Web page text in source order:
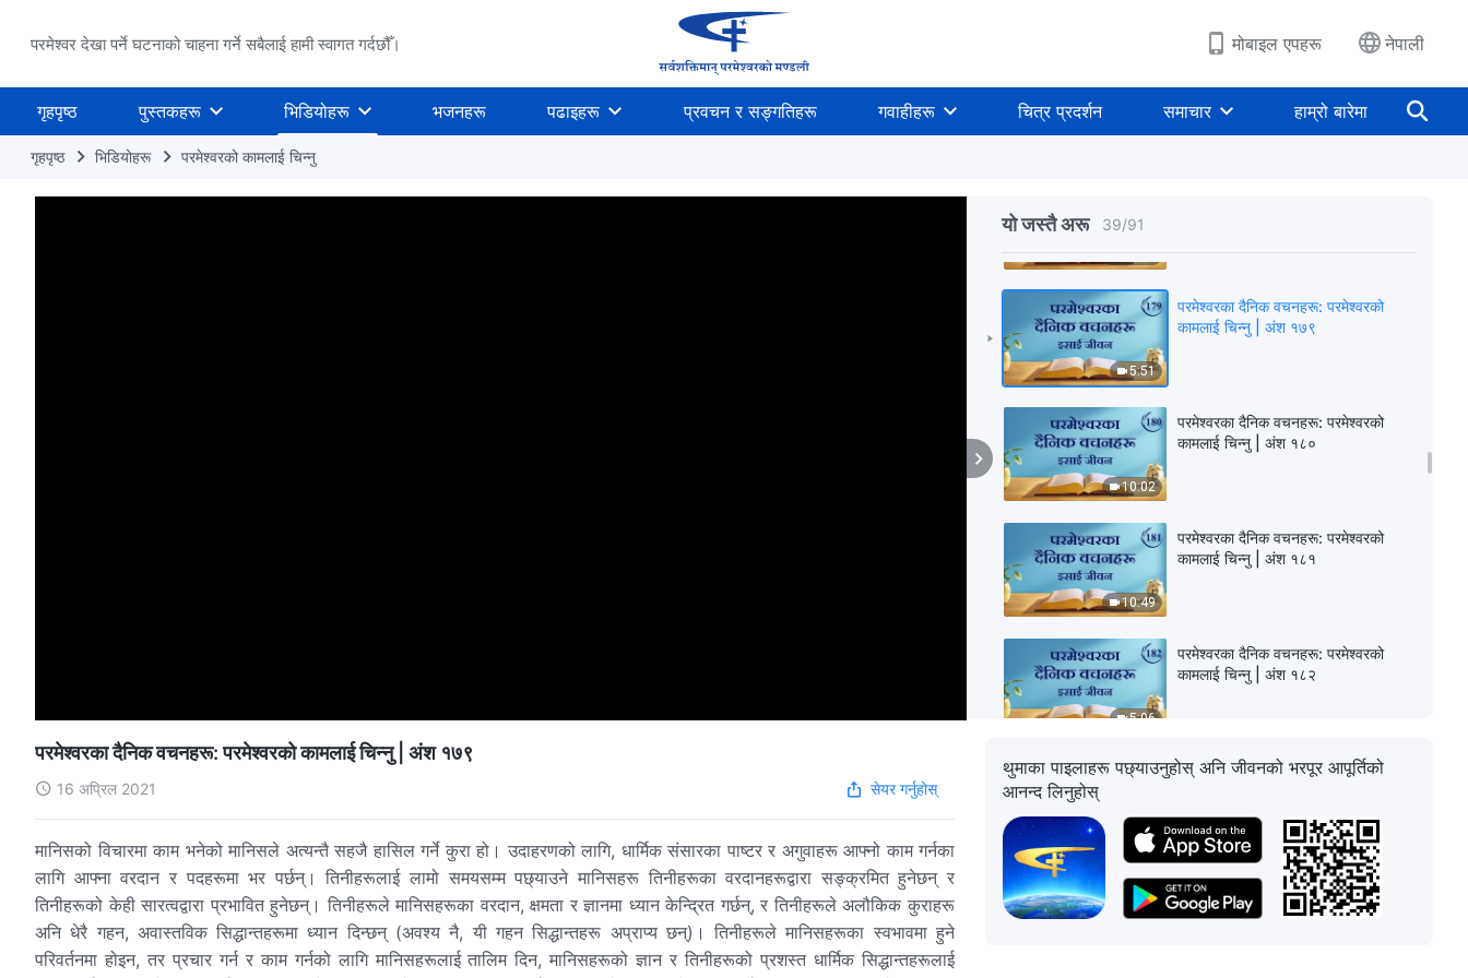
परमेश्वर देखा पर्ने घटनाको चाहना गर्ने सबैलाई हामी स्वागत गर्दछौँ। मोबाइल एपहरू नेपाली
गृहपृष्ठ पुस्तकहरू भिडियोहरू भजनहरू पढाइहरू प्रवचन र सङ्गतिहरू गवाहीहरू चित्र प्रदर्शन समाचार हाम्रो बारेमा
गृहपृष्ठ भिडियोहरू परमेश्‍वरको कामलाई चिन्‍नु
यो जस्तै अरू 39/91
8:19
10:04
5:51
परमेश्‍वरका दैनिक वचनहरू: परमेश्‍वरको
कामलाई चिन्‍नु | अंश १७९
10:02
परमेश्‍वरका दैनिक वचनहरू: परमेश्‍वरको
कामलाई चिन्‍नु | अंश १८०
10:49
परमेश्‍वरका दैनिक वचनहरू: परमेश्‍वरको
कामलाई चिन्‍नु | अंश १८१
5:06
परमेश्‍वरका दैनिक वचनहरू: परमेश्‍वरको
कामलाई चिन्‍नु | अंश १८२
9:31
परमेश्‍वरका दैनिक वचनहरू: परमेश्‍वरको
परमेश्‍वरका दैनिक वचनहरू: परमेश्‍वरको
कामलाई चिन्‍नु | अंश १८४
परमेश्‍वरका दैनिक वचनहरू: परमेश्‍वरको कामलाई चिन्‍नु | अंश १७९
16 अप्रिल 2021 सेयर गर्नुहोस्
मानिसको विचारमा काम भनेको मानिसले अत्यन्तै सहजै हासिल गर्ने कुरा हो। उदाहरणको लागि, धार्मिक संसारका पाष्टर र अगुवाहरू आफ्‍नो काम गर्नका
लागि आफ्‍ना वरदान र पदहरूमा भर पर्छन्। तिनीहरूलाई लामो समयसम्‍म पछ्याउने मानिसहरू तिनीहरूका वरदानहरूद्वारा सङ्क्रमित हुनेछन् र
तिनीहरूको केही सारत्वद्वारा प्रभावित हुनेछन्। तिनीहरूले मानिसहरूका वरदान, क्षमता र ज्ञानमा ध्यान केन्द्रित गर्छन्, र तिनीहरूले अलौकिक कुराहरू
अनि धेरै गहन, अवास्तविक सिद्धान्तहरूमा ध्यान दिन्छन् (अवश्य नै, यी गहन सिद्धान्तहरू अप्राप्य छन्)। तिनीहरूले मानिसहरूका स्वभावमा हुने
परिवर्तनमा होइन, तर प्रचार गर्न र काम गर्नको लागि मानिसहरूलाई तालिम दिन, मानिसहरूको ज्ञान र तिनीहरूको प्रशस्‍त धार्मिक सिद्धान्तहरूलाई
थुमाका पाइलाहरू पछ्याउनुहोस् अनि जीवनको भरपूर आपूर्तिको
आनन्द लिनुहोस्